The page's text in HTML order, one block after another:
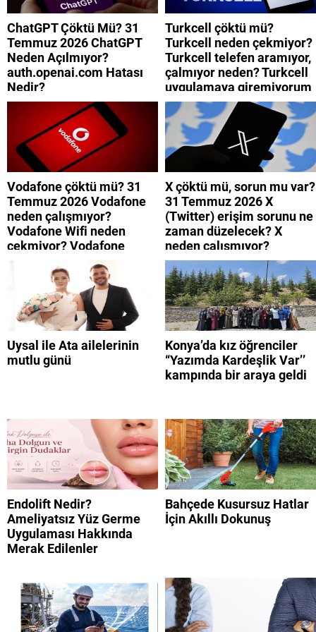
ChatGPT Çöktü Mü? 31
Temmuz 2026 ChatGPT
Neden Açılmıyor?
auth.openai.com Hatası
Nedir?
Turkcell çöktü mü?
Turkcell neden çekmiyor?
Turkcell telefen aramıyor,
çalmıyor neden? Turkcell
uygulamaya giremiyorum
neden? Turkcell internet
neden yavaş?
Vodafone çöktü mü? 31
Temmuz 2026 Vodafone
neden çalışmıyor?
Vodafone Wifi neden
çekmiyor? Vodafone
mobil uygulamaya neden
giremiyorum?
X çöktü mü, sorun mu var?
31 Temmuz 2026 X
(Twitter) erişim sorunu ne
zaman düzelecek? X
neden çalışmıyor?
Uysal ile Ata ailelerinin
mutlu günü
Konya’da kız öğrenciler
“Yazımda Kardeşlik Var’’
kampında bir araya geldi
Endolift Nedir?
Ameliyatsız Yüz Germe
Uygulaması Hakkında
Merak Edilenler
Bahçede Kusursuz Hatlar
İçin Akıllı Dokunuş